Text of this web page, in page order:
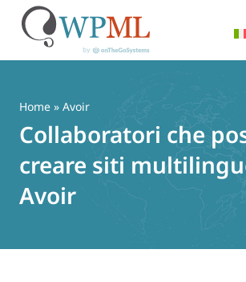
contenuto
Home » Avoir
Collaboratori che
creare siti
Avoir